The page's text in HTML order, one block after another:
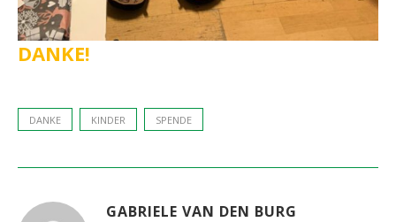
DANKE!
DANKE KINDER SPENDE
GABRIELE VAN DEN BURG